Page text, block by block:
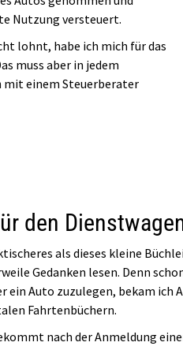
Nutzung versteuert.
lohnt, habe ich mich für das
muss aber in jedem
mit einem Steuerberater
den
als dieses kleine
Gedanken lesen. Denn
Auto zuzulegen, bekam ich
Fahrtenbüchern.
nach der Anmeldung